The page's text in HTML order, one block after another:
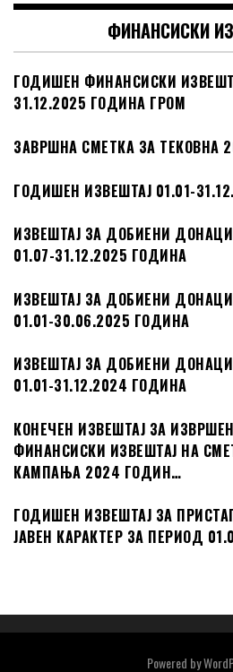
ФИНАНСИСКИ
ГОДИШЕН ФИНАНСИСКИ
31.12.2025 ГОДИНА ГРОМ
ЗАВРШНА СМЕТКА ЗА ТЕКОВНА
ГОДИШЕН ИЗВЕШТАЈ 01.01-
ИЗВЕШТАЈ ЗА ДОБИЕНИ
01.07-31.12.2025 ГОДИНА
ИЗВЕШТАЈ ЗА ДОБИЕНИ
01.01-30.06.2025 ГОДИНА
ИЗВЕШТАЈ ЗА ДОБИЕНИ
01.01-31.12.2024 ГОДИНА
КОНЕЧЕН ИЗВЕШТАЈ ЗА
ФИНАНСИСКИ ИЗВЕШТАЈ НА
КАМПАЊА 2024 ГОДИН…
ГОДИШЕН ИЗВЕШТАЈ ЗА
ЈАВЕН КАРАКТЕР ЗА ПЕРИОД
Powered by